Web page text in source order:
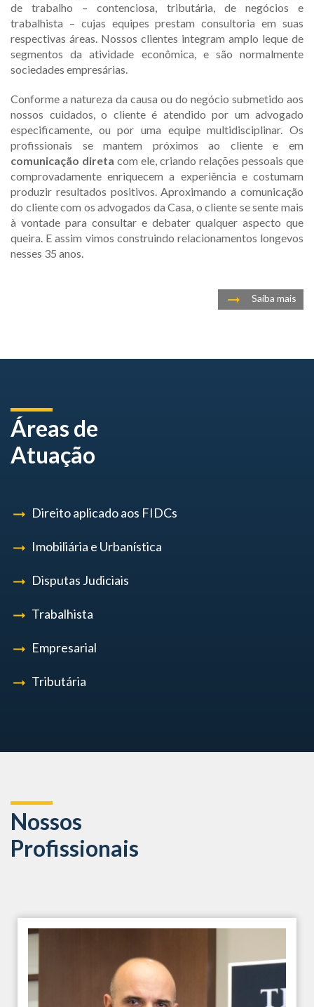
de trabalho – contenciosa, tributária, de negócios e
trabalhista – cujas equipes prestam consultoria em suas
respectivas áreas. Nossos clientes integram amplo leque de
segmentos da atividade econômica, e são normalmente
sociedades empresárias.
Conforme a natureza da causa ou do negócio submetido aos
nossos cuidados, o cliente é atendido por um advogado
especificamente, ou por uma equipe multidisciplinar. Os
profissionais se mantem próximos ao cliente e em
comunicação direta com ele, criando relações pessoais que
comprovadamente enriquecem a experiência e costumam
produzir resultados positivos. Aproximando a comunicação
do cliente com os advogados da Casa, o cliente se sente mais
à vontade para consultar e debater qualquer aspecto que
queira. E assim vimos construindo relacionamentos longevos
nesses 35 anos.
Saiba mais
Áreas de
Atuação
Direito aplicado aos FIDCs
Imobiliária e Urbanística
Disputas Judiciais
Trabalhista
Empresarial
Tributária
Nossos
Profissionais